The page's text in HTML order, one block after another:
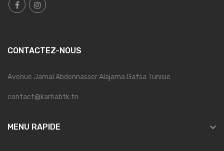
CONTACTEZ-NOUS
Avenue Jamal Abdennasser Alajama Gafsa Tunisie
contact@karhabtk.tn
MENU RAPIDE 